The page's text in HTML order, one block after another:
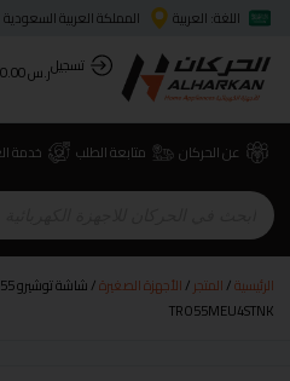
اللغة: العربية
المملكة العربية السعودية
تسجيلر.س0.00
عن الحركان متابعة الطلب خدمة
الرئيسية/المتجر/الأجهزة الصغيرة
TRO55MEU4STNK